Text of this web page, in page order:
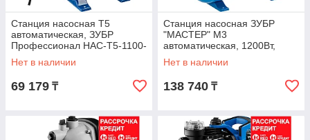
Станция насосная Т5
автоматическая, ЗУБР
Профессионал НАС-Т5-1100-
С, 1100Вт, 70л/мин, напор
45м, бак 24л,
Нет в наличии
69 179 ₸
Станция насосная ЗУБР
"МАСТЕР" М3
автоматическая, 1200Вт,
пропускная способность 63л/
мин, напор 46м, бак 50л
Нет в наличии
138 740 ₸